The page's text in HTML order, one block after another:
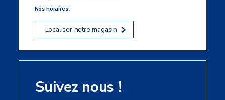
Nos horaires :
Localiser notre magasin
Suivez nous !